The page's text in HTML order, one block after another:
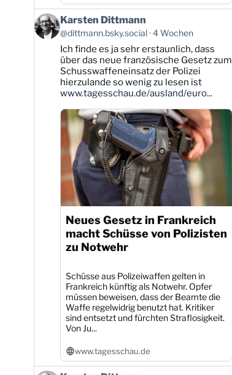
Beitrag
von
Karsten
Dittmann
Bluesky
ansehen
Karsten Dittmann
@dittmann.bsky.social 4 Wochen
Ich finde es ja sehr erstaunlich, dass
über das neue französische Gesetz zum
Schusswaffeneinsatz der Polizei
hierzulande so wenig zu lesen ist
www.tagesschau.de/ausland/euro...
Neues Gesetz in Frankreich
macht Schüsse von Polizisten
zu Notwehr
Schüsse aus Polizeiwaffen gelten in
Frankreich künftig als Notwehr. Opfer
müssen beweisen, dass der Beamte die
Waffe regelwidrig benutzt hat. Kritiker
sind entsetzt und fürchten Straflosigkeit.
Von Ju...
www.tagesschau.de